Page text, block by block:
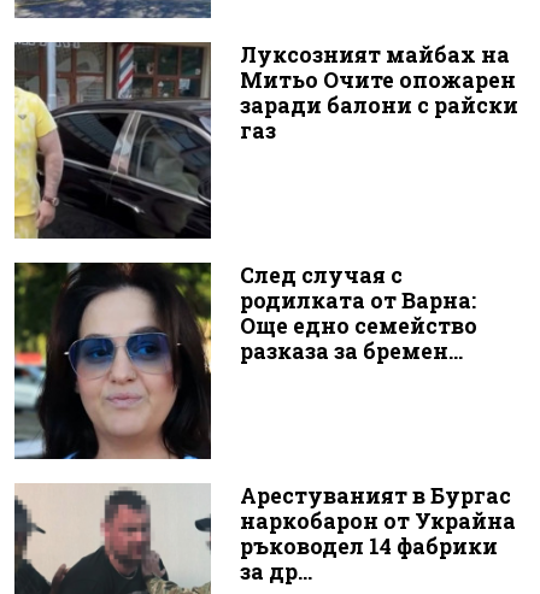
Луксозният майбах на
Митьо Очите опожарен
заради балони с райски
газ
След случая с
родилката от Варна:
Още едно семейство
разказа за бремен...
Арестуваният в Бургас
наркобарон от Украйна
ръководел 14 фабрики
за др...